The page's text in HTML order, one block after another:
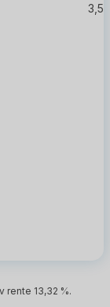
3,5
rente 13,32 %.